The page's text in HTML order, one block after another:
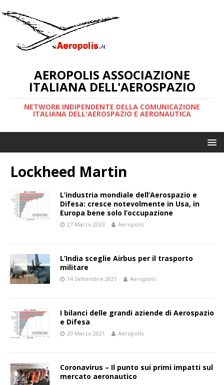
AEROPOLIS ASSOCIAZIONE
ITALIANA DELL'AEROSPAZIO
NETWORK INDIPENDENTE DELLA COMUNICAZIONE
ITALIANA DELL'AEROSPAZIO E AERONAUTICA
Lockheed Martin
L’industria mondiale dell’Aerospazio e
Difesa: cresce notevolmente in Usa, in
Europa bene solo l’occupazione
27 Marzo 2023 Aeropolis
L’India sceglie Airbus per il trasporto
militare
14 Settembre 2021 Aeropolis
I bilanci delle grandi aziende di Aerospazio
e Difesa
20 Marzo 2021 Aeropolis
Coronavirus – Il punto sui primi impatti sul
mercato aeronautico